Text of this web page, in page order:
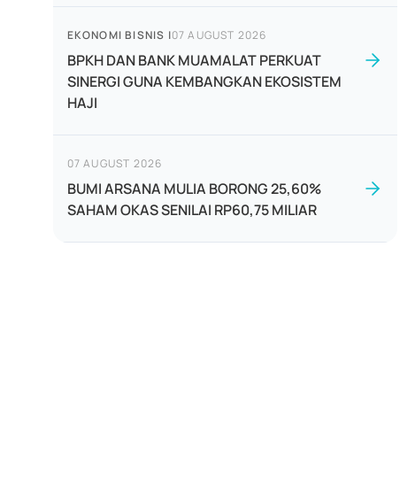
EKONOMI BISNIS |07 AUGUST 2026
BPKH DAN BANK MUAMALAT PERKUAT
SINERGI GUNA KEMBANGKAN EKOSISTEM
HAJI
07 AUGUST 2026
BUMI ARSANA MULIA BORONG 25,60%
SAHAM OKAS SENILAI RP60,75 MILIAR